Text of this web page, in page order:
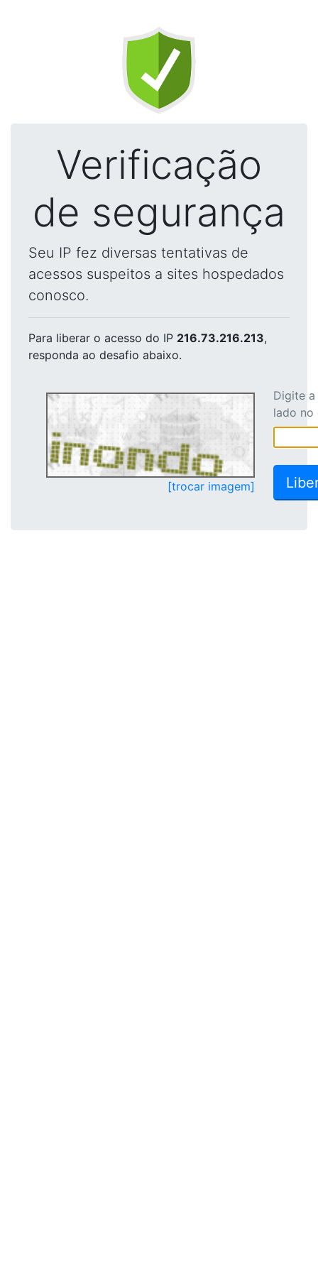
Verificação
de segurança
Seu IP fez diversas tentativas de
acessos suspeitos a sites hospedados
conosco.
Para liberar o acesso do IP 216.73.216.213,
responda ao desafio abaixo.
[trocar imagem]
Digite
lado no